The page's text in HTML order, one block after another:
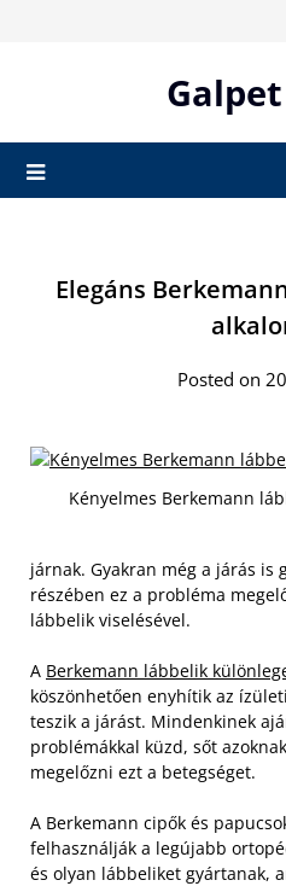
Elegáns
Posted on
Kényelmes Berkemann
járnak. Gyakran még a járás is
részében ez a probléma
lábbelik viselésével.
A Berkemann lábbelik
köszönhetően enyhítik az
teszik a járást. Mindenkinek
problémákkal küzd, sőt
megelőzni ezt a betegséget.
A Berkemann cipők és
felhasználják a legújabb
és olyan lábbeliket gyártanak,